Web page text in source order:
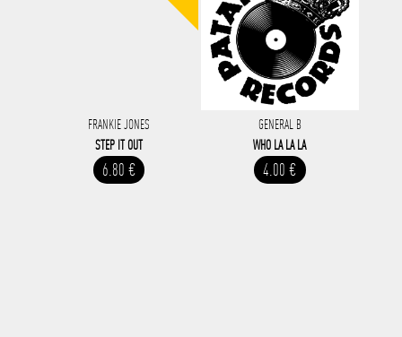
FRANKIE JONES
STEP IT OUT
6.80 €
GENERAL B
WHO LA LA LA
4.00 €